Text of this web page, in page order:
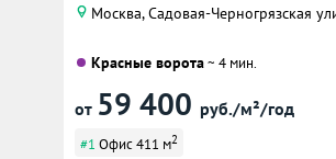
Москва, Садовая-Черногрязская
Красные ворота~ 4 мин.
от 59 400 руб./м²/год
#1 Офис 411 м2